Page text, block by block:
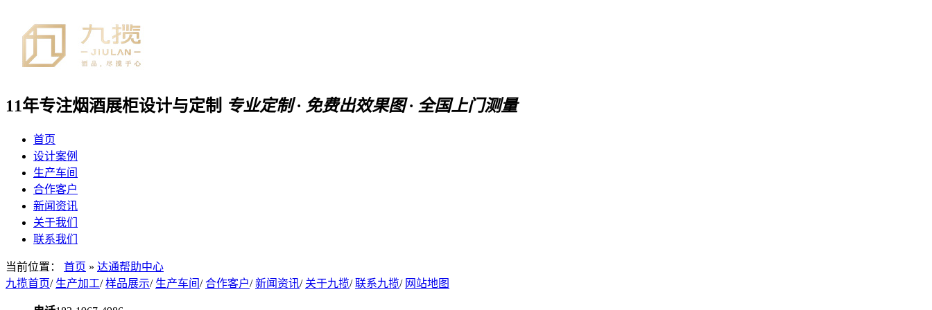
11年专注烟酒展柜设计与定制 专业定制 · 免费出效果图 · 全国上门测量
首页
设计案例
生产车间
合作客户
新闻资讯
关于我们
联系我们
当前位置： 首页 » 达通帮助中心
九揽首页/ 生产加工/样品展示/ 生产车间/合作客户/新闻资讯/ 关于九揽/联系九揽/ 网站地图